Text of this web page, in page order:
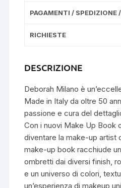
PAGAMENTI / SPEDIZIONE
RICHIESTE
DESCRIZIONE
Deborah Milano è
Made in Italy da oltre 50
passione e cura del
Con i nuovi Make Up Book
diventare la make-up artist
make-up book racchiude
ombretti dai diversi finish,
e un universo di colori,
un’esperienza di makeup